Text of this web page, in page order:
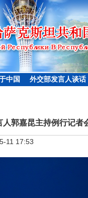
中国 外交部发言人谈话
人郭嘉昆主持例行记者
11 17:53